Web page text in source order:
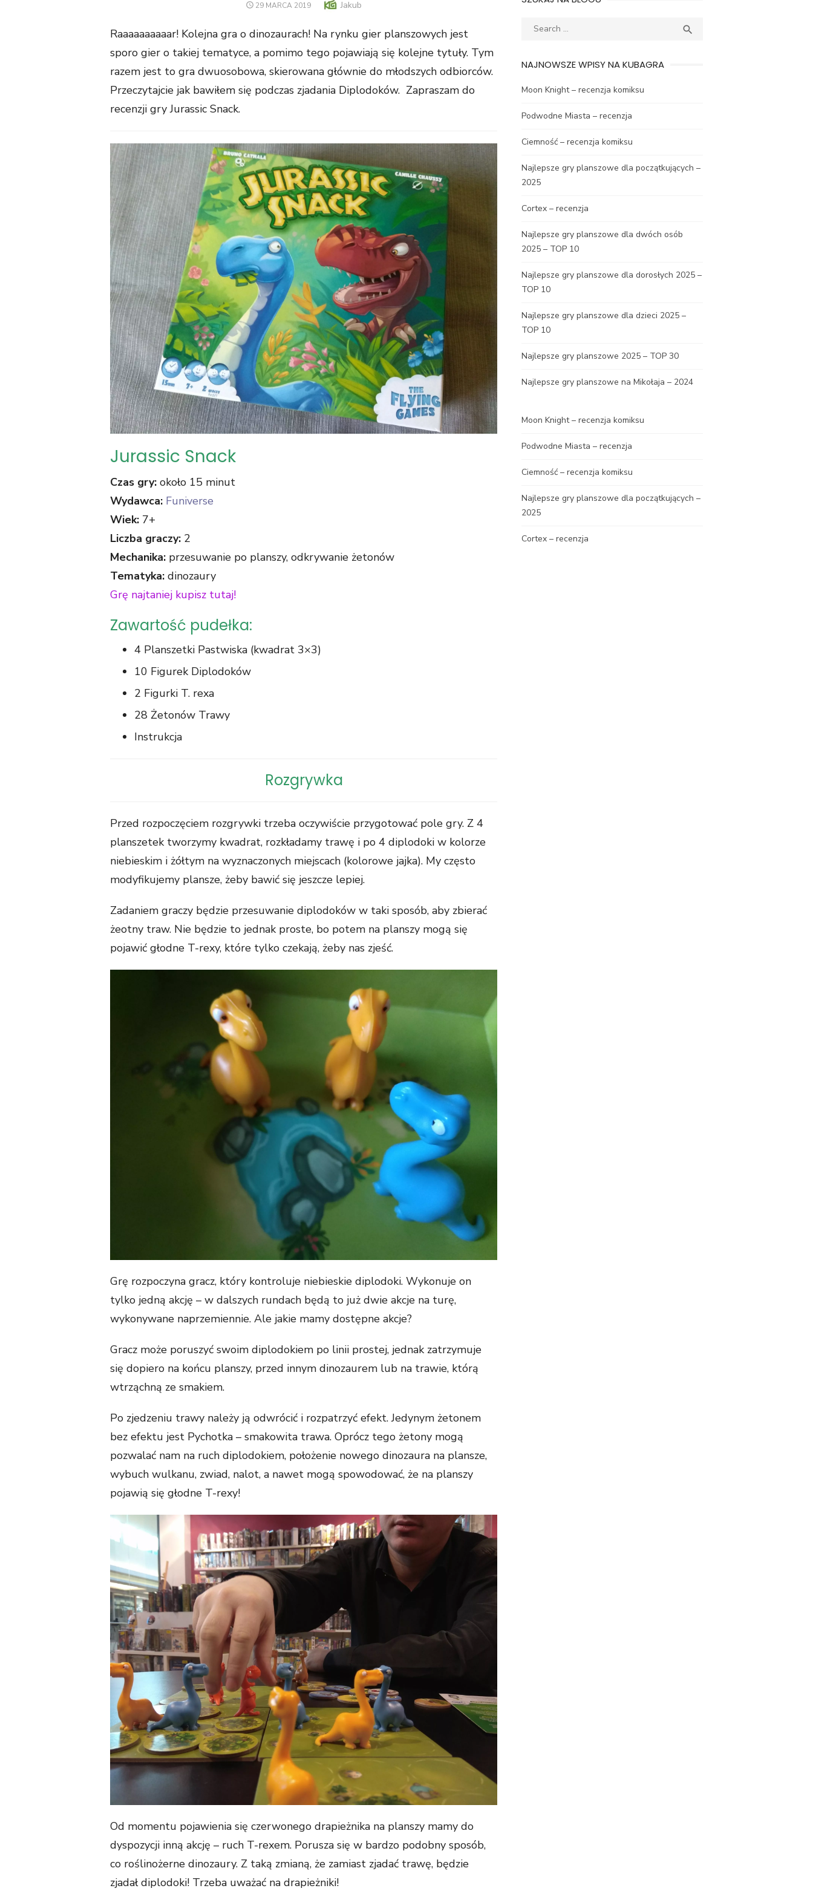
POSTED
29 MARCA 2019 Author
Jakub
Raaaaaaaaaar! Kolejna gra o dinozaurach! Na rynku gier planszowych jest
sporo gier o takiej tematyce, a pomimo tego pojawiają się kolejne tytuły. Tym
razem jest to gra dwuosobowa, skierowana głównie do młodszych odbiorców.
Przeczytajcie jak bawiłem się podczas zjadania Diplodoków. Zapraszam do
recenzji gry Jurassic Snack.
Jurassic Snack
Czas gry: około 15 minut
Wydawca: Funiverse
Wiek: 7+
Liczba graczy: 2
Mechanika: przesuwanie po planszy, odkrywanie żetonów
Tematyka: dinozaury
Grę najtaniej kupisz tutaj!
Zawartość pudełka:
4 Planszetki Pastwiska (kwadrat 3×3)
10 Figurek Diplodoków
2 Figurki T. rexa
28 Żetonów Trawy
Instrukcja
Rozgrywka
Przed rozpoczęciem rozgrywki trzeba oczywiście przygotować pole gry. Z 4
planszetek tworzymy kwadrat, rozkładamy trawę i po 4 diplodoki w kolorze
niebieskim i żółtym na wyznaczonych miejscach (kolorowe jajka). My często
modyfikujemy plansze, żeby bawić się jeszcze lepiej.
Zadaniem graczy będzie przesuwanie diplodoków w taki sposób, aby zbierać
żeotny traw. Nie będzie to jednak proste, bo potem na planszy mogą się
pojawić głodne T-rexy, które tylko czekają, żeby nas zjeść.
Grę rozpoczyna gracz, który kontroluje niebieskie diplodoki. Wykonuje on
tylko jedną akcję – w dalszych rundach będą to już dwie akcje na turę,
wykonywane naprzemiennie. Ale jakie mamy dostępne akcje?
Gracz może poruszyć swoim diplodokiem po linii prostej, jednak zatrzymuje
się dopiero na końcu planszy, przed innym dinozaurem lub na trawie, którą
wtrząchną ze smakiem.
Po zjedzeniu trawy należy ją odwrócić i rozpatrzyć efekt. Jedynym żetonem
bez efektu jest Pychotka – smakowita trawa. Oprócz tego żetony mogą
pozwalać nam na ruch diplodokiem, położenie nowego dinozaura na plansze,
wybuch wulkanu, zwiad, nalot, a nawet mogą spowodować, że na planszy
pojawią się głodne T-rexy!
Od momentu pojawienia się czerwonego drapieżnika na planszy mamy do
dyspozycji inną akcję – ruch T-rexem. Porusza się w bardzo podobny sposób,
co roślinożerne dinozaury. Z taką zmianą, że zamiast zjadać trawę, będzie
zjadał diplodoki! Trzeba uważać na drapieżniki!
Search

NAJNOWSZE WPISY NA KUBAGRA
Moon Knight – recenzja komiksu
Podwodne Miasta – recenzja
Ciemność – recenzja komiksu
Najlepsze gry planszowe dla początkujących –
2025
Cortex – recenzja
Najlepsze gry planszowe dla dwóch osób
2025 – TOP 10
Najlepsze gry planszowe dla dorosłych 2025 –
TOP 10
Najlepsze gry planszowe dla dzieci 2025 –
TOP 10
Najlepsze gry planszowe 2025 – TOP 30
Najlepsze gry planszowe na Mikołaja – 2024
Moon Knight – recenzja komiksu
Podwodne Miasta – recenzja
Ciemność – recenzja komiksu
Najlepsze gry planszowe dla początkujących –
2025
Cortex – recenzja